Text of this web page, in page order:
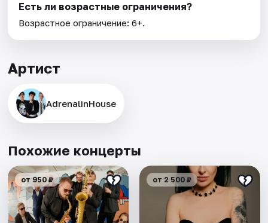
Есть ли возрастные ограничения?
Возрастное ограничение: 6+.
Артист
AdrenalinHouse
Похожие концерты
от 950 ₽ от 2 500 ₽